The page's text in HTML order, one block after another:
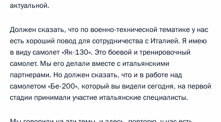
актуальной.
Должен сказать, что по военно-технической тематике у нас
есть хороший повод для сотрудничества с Италией. Я имею
в виду самолет «Як-130». Это боевой и тренировочный
самолет. Мы его делали вместе с итальянскими
партнерами. Но должен сказать, что и в работе над
самолетом «Бе-200», который вы видели сегодня, на первой
стадии принимали участие итальянские специалисты.